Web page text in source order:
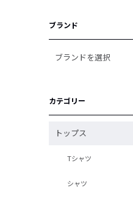
ブランド
ブランドを選択
カテゴリー
トップス
Tシャツ
シャツ